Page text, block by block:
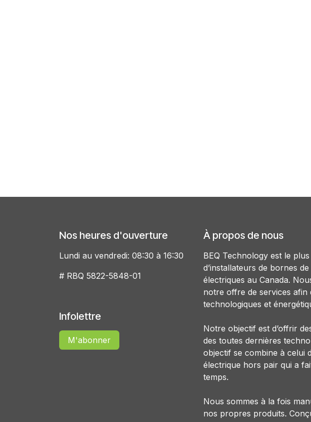
Nos heures d'ouverture
Lundi au vendredi: 08:30 à 16:30
# RBQ 5822-5848-01
Infolettre
M'abonner
À propos de nous
BEQ Technology est le
d’installateurs de bornes
électriques au Canada.
notre offre de services afin
technologiques et
Notre objectif est d’offrir
des toutes dernières
objectif se combine à celui
électrique hors pair qui a
temps.
Nous sommes à la fois
nos propres produits.